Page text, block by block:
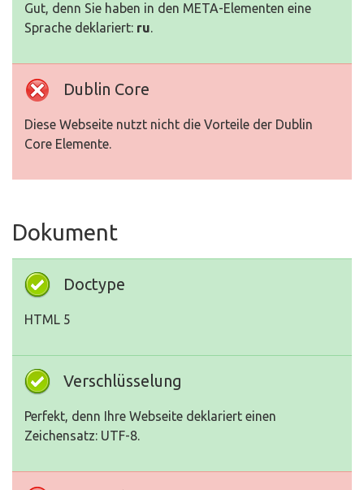
Gut, denn Sie haben in den META-Elementen eine
Sprache deklariert: ru.
Dublin Core
Diese Webseite nutzt nicht die Vorteile der Dublin
Core Elemente.
Dokument
Doctype
HTML 5
Verschlüsselung
Perfekt, denn Ihre Webseite deklariert einen
Zeichensatz: UTF-8.